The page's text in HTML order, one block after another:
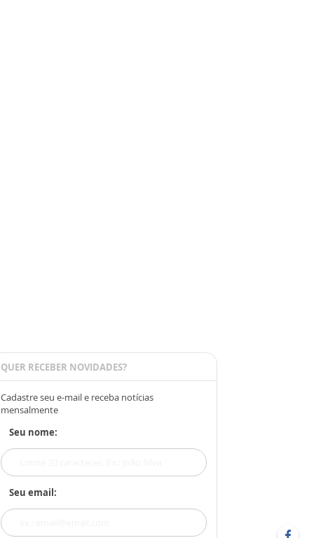
QUER RECEBER NOVIDADES?
Cadastre seu e-mail e receba notícias
mensalmente
Seu nome:
Seu email: